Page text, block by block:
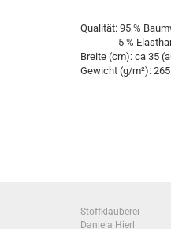
Qualität: 95 %
5 %
Breite (cm): ca 35
Gewicht (g/m²): 265
Stoffklauberei
Daniela Hierl